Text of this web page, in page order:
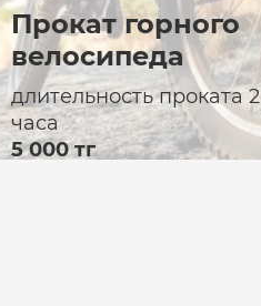
Прокат горного
велосипеда
длительность проката 2
часа
5 000 тг